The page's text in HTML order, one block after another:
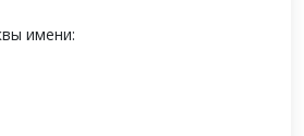
имени: